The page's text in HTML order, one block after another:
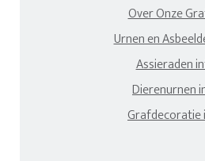
Over Onze
Urnen en
Assieraden
Dierenurnen